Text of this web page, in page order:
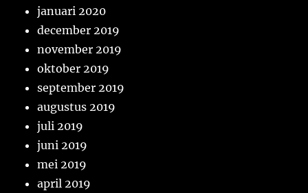
januari 2020
december 2019
november 2019
oktober 2019
september 2019
augustus 2019
juli 2019
juni 2019
mei 2019
april 2019